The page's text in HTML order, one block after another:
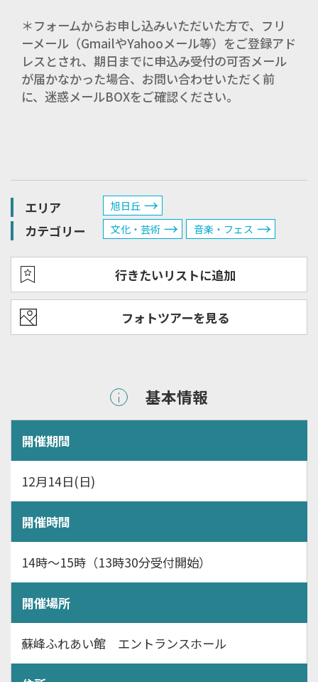
＊フォームからお申し込みいただいた方で、フリ
ーメール（GmailやYahooメール等）をご登録アド
レスとされ、期日までに申込み受付の可否メール
が届かなかった場合、お問い合わせいただく前
に、迷惑メールBOXをご確認ください。
エリア 旭日丘
カテゴリー 文化・芸術 音楽・フェス
行きたいリストに追加
フォトツアーを見る
基本情報
開催期間
12月14日(日)
開催時間
14時～15時（13時30分受付開始）
開催場所
蘇峰ふれあい館 エントランスホール